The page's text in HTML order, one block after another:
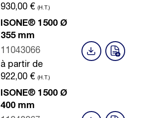
930,00 € (H.T.)
ISONE® 1500 Ø
355 mm
11043066
à partir de
922,00 € (H.T.)
ISONE® 1500 Ø
400 mm